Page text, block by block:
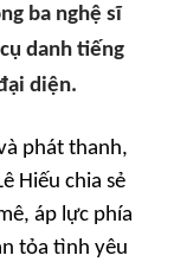
ba nghệ sĩ
danh tiếng
diện.
phát thanh,
Hiếu chia sẻ
áp lực phía
tỏa tình yêu